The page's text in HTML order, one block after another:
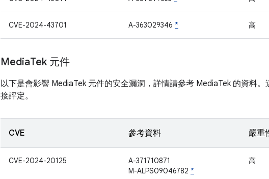
CVE-2024-43701 A-363029346 * 高
MediaTek 元件
以下是會影響 MediaTek 元件的安全漏洞，詳情請參考 MediaTek 的資料
接評定。
CVE 參考資料 嚴重
CVE-2024-20125
A-371710871
M-ALPS09046782 *
高